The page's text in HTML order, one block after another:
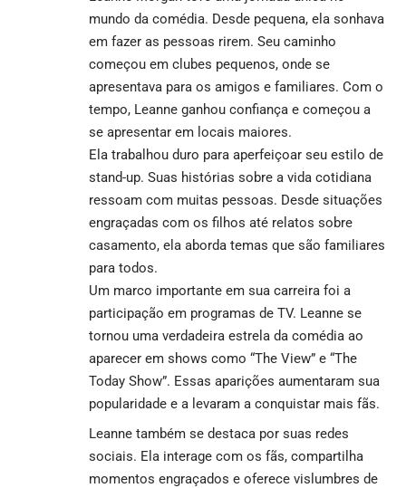
mundo da comédia. Desde pequena, ela sonhava
em fazer as pessoas rirem. Seu caminho
começou em clubes pequenos, onde se
apresentava para os amigos e familiares. Com o
tempo, Leanne ganhou confiança e começou a
se apresentar em locais maiores.
Ela trabalhou duro para aperfeiçoar seu estilo de
stand-up. Suas histórias sobre a vida cotidiana
ressoam com muitas pessoas. Desde situações
engraçadas com os filhos até relatos sobre
casamento, ela aborda temas que são familiares
para todos.
Um marco importante em sua carreira foi a
participação em programas de TV. Leanne se
tornou uma verdadeira estrela da comédia ao
aparecer em shows como “The View” e “The
Today Show”. Essas aparições aumentaram sua
popularidade e a levaram a conquistar mais fãs.
Leanne também se destaca por suas redes
sociais. Ela interage com os fãs, compartilha
momentos engraçados e oferece vislumbres de